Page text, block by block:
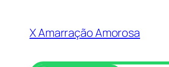
X Amarração Amorosa